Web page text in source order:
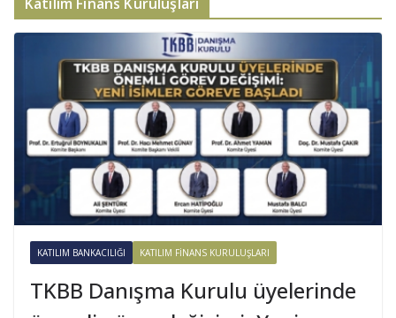
KATILIM BANKACILIĞI KATILIM FINANS KURULUŞLARI
TKBB Danışma Kurulu üyelerinde